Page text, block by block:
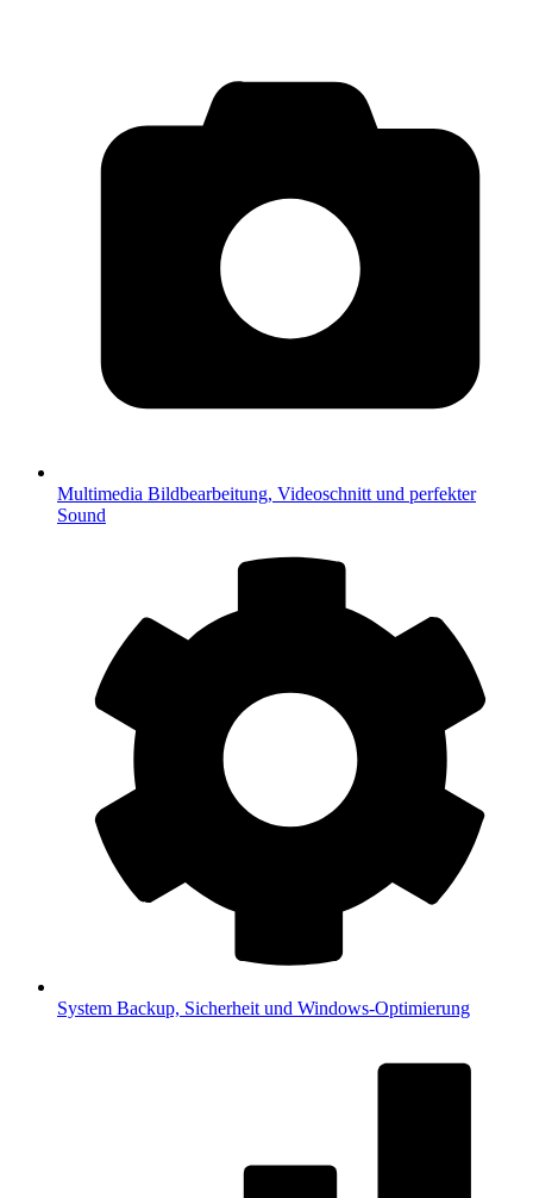
Multimedia Bildbearbeitung, Videoschnitt und perfekter
Sound
System Backup, Sicherheit und Windows-Optimierung